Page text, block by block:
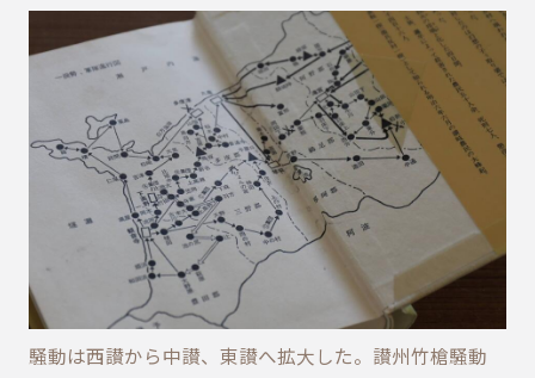
騒動は西讃から中讃、東讃へ拡大した。讃州竹槍騒動